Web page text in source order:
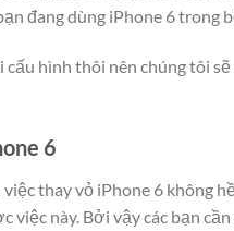
đang dùng iPhone 6 trong
hình thôi nên chúng tôi
6
thay vỏ iPhone 6 không
này. Bởi vậy các bạn